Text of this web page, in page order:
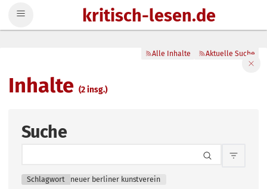
kritisch-lesen.de
Inhalte(2 insg.)
Alle Inhalte Aktuelle Suche
Suche
Schlagwort neuer berliner kunstverein